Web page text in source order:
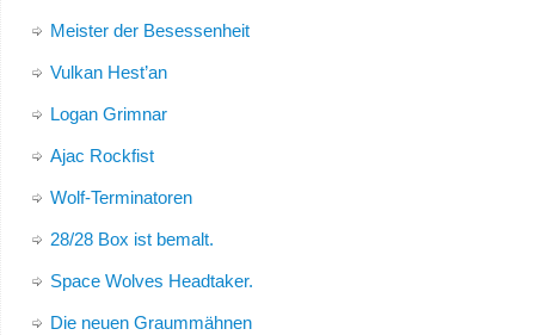
Meister der Besessenheit
Vulkan Hest’an
Logan Grimnar
Ajac Rockfist
Wolf-Terminatoren
28/28 Box ist bemalt.
Space Wolves Headtaker.
Die neuen Graummähnen